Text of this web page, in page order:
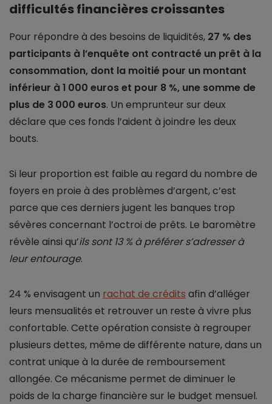
difficultés financières croissantes
Pour répondre à des besoins de liquidités, 27 % des
participants à l’enquête ont contracté un prêt à la
consommation, dont la moitié pour un montant
inférieur à 1 000 euros et pour 8 %, une somme de
plus de 3 000 euros. Un emprunteur sur deux
déclare que ces fonds l’aident à joindre les deux
bouts.
Si leur proportion est faible au regard du nombre de
foyers en proie à des problèmes d’argent, c’est
parce que ces derniers jugent les banques trop
sévères concernant l’octroi de prêts. Le baromètre
révèle ainsi qu’ils sont 13 % à préférer s’adresser à
leur entourage.
24 % envisagent un rachat de crédits afin d’alléger
leurs mensualités et retrouver un reste à vivre plus
confortable. Cette opération consiste à regrouper
plusieurs dettes, même de différente nature, dans un
contrat unique à la durée de remboursement
allongée. Ce mécanisme permet de diminuer le
poids de la charge financière sur le budget mensuel.